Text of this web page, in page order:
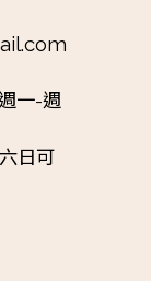
一-週
日可